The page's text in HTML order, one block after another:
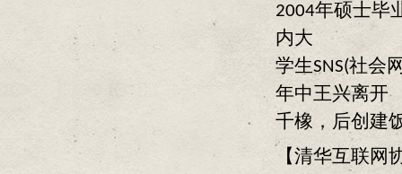
2004年硕士毕
内大
学生SNS(社会
年中王兴离开
千橡，后创建
【清华互联网